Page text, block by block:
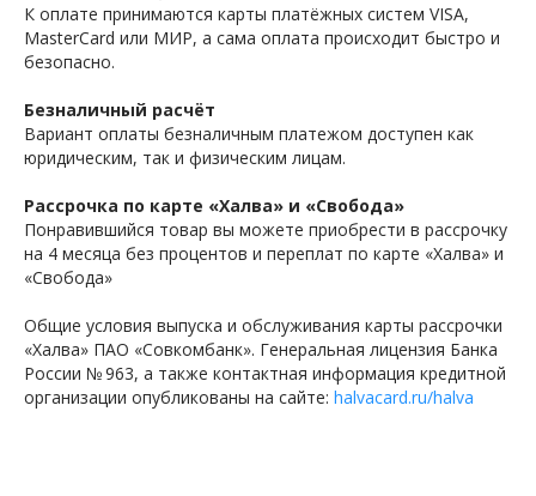
К оплате принимаются карты платёжных систем VISA,
MasterCard или МИР, а сама оплата происходит быстро и
безопасно.
Безналичный расчёт
Вариант оплаты безналичным платежом доступен как
юридическим, так и физическим лицам.
Рассрочка по карте «Халва» и «Свобода»
Понравившийся товар вы можете приобрести в рассрочку
на 4 месяца без процентов и переплат по карте «Халва» и
«Свобода»
Общие условия выпуска и обслуживания карты рассрочки
«Халва» ПАО «Совкомбанк». Генеральная лицензия Банка
России № 963, а также контактная информация кредитной
организации опубликованы на сайте: halvacard.ru/halva